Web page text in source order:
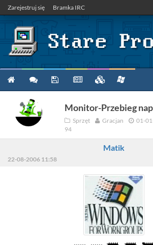
Zarejestruj się Bramka IRC
Monitor-Przebieg
Sprzęt Gracjan 01-
94
Matik
22-08-2006 11:58